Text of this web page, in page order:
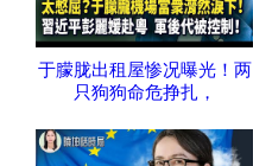
于朦胧出租屋惨况曝光！两
只狗狗命危挣扎，